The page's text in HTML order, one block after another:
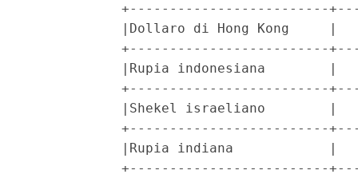
+-------------------------
|Dollaro di Hong Kong     |
+-------------------------
|Rupia indonesiana        |
+-------------------------
|Shekel israeliano        |
+-------------------------
|Rupia indiana            |
+-------------------------